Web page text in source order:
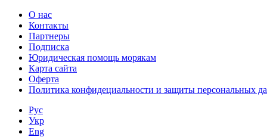
О нас
Контакты
Партнеры
Подписка
Юридическая помощь морякам
Карта сайта
Оферта
Политика конфидециальности и защиты персональных
Рус
Укр
Eng